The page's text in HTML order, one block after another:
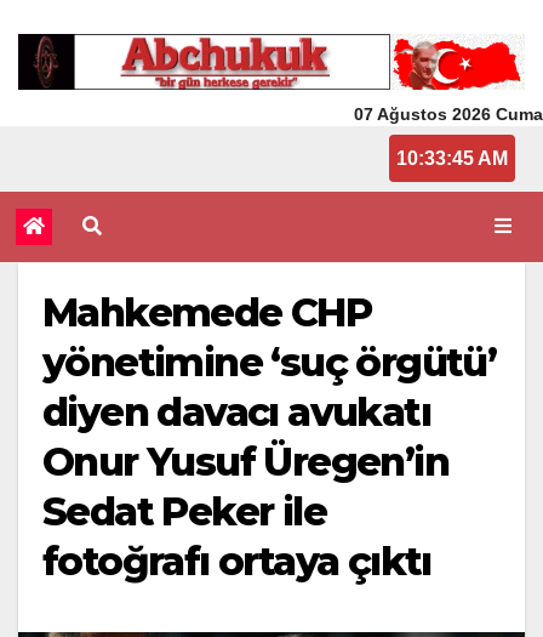
07 Ağustos 2026 Cuma
10:33:45 AM
Mahkemede CHP
yönetimine ‘suç örgütü’
diyen davacı avukatı
Onur Yusuf Üregen’in
Sedat Peker ile
fotoğrafı ortaya çıktı